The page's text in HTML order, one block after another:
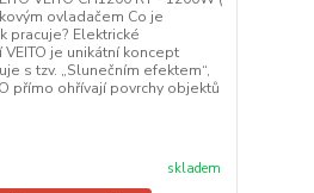
ovladačem Co je
pracuje? Elektrické
je unikátní koncept
s tzv. „Slunečním efektem“,
přímo ohřívají povrchy objektů
skladem